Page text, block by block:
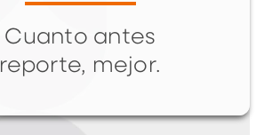
Cuanto antes
reporte, mejor.